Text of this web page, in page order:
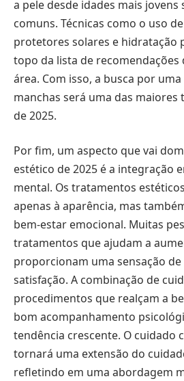
a pele desde idades mais jovens
comuns. Técnicas como o uso
protetores solares e hidratação
topo da lista de recomendações
área. Com isso, a busca por
manchas será uma das maiores
de 2025.
Por fim, um aspecto que vai
estético de 2025 é a integração
mental. Os tratamentos
apenas à aparência, mas
bem-estar emocional. Muitas
tratamentos que ajudam a
proporcionam uma sensação de
satisfação. A combinação de
procedimentos que realçam a
bom acompanhamento
tendência crescente. O cuidado
tornará uma extensão do
refletindo em uma abordagem